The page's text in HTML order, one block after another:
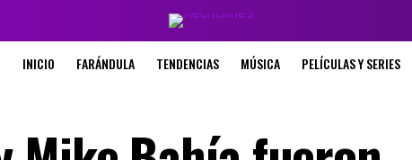
INICIO FARÁNDULA TENDENCIAS MÚSICA PELÍCULAS Y SERIES